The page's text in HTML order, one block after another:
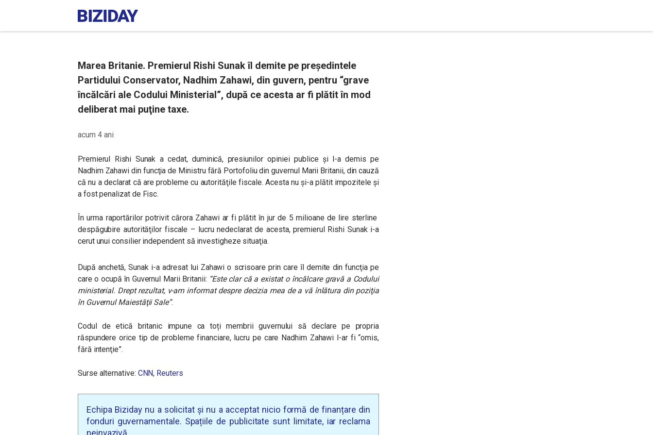
Marea Britanie. Premierul Rishi Sunak îl demite pe președintele
Partidului Conservator, Nadhim Zahawi, din guvern, pentru “grave
încălcări ale Codului Ministerial”, după ce acesta ar fi plătit în mod
deliberat mai puţine taxe.
acum 4 ani
Premierul Rishi Sunak a cedat, duminică, presiunilor opiniei publice şi l-a demis pe
Nadhim Zahawi din funcţia de Ministru fără Portofoliu din guvernul Marii Britanii, din cauză
că nu a declarat că are probleme cu autorităţile fiscale. Acesta nu și-a plătit impozitele și
a fost penalizat de Fisc.
În urma raportărilor potrivit cărora Zahawi ar fi plătit în jur de 5 milioane de lire sterline
despăgubire autorităţilor fiscale – lucru nedeclarat de acesta, premierul Rishi Sunak i-a
cerut unui consilier independent să investigheze situaţia.
După anchetă, Sunak i-a adresat lui Zahawi o scrisoare prin care îl demite din funcţia pe
care o ocupă în Guvernul Marii Britanii: “Este clar că a existat o încălcare gravă a Codului
ministerial. Drept rezultat, v-am informat despre decizia mea de a vă înlătura din poziţia
în Guvernul Maiestăţii Sale”.
Codul de etică britanic impune ca toți membrii guvernului să declare pe propria
răspundere orice tip de probleme financiare, lucru pe care Nadhim Zahawi l-ar fi “omis,
fără intenţie”.
Surse alternative: CNN, Reuters
Echipa Biziday nu a solicitat și nu a acceptat nicio formă de finanțare din
fonduri guvernamentale. Spațiile de publicitate sunt limitate, iar reclama
neinvazivă.